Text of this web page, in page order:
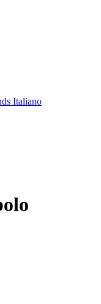
Italiano